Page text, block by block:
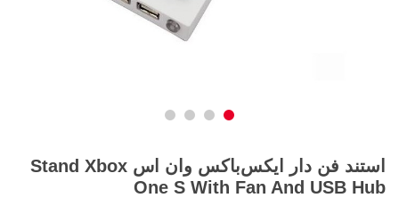
استند فن دار ایکس‌باکس وان اس Stand Xbox
One S With Fan And USB Hub